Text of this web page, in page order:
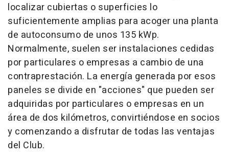
localizar cubiertas o superficies lo
suficientemente amplias para acoger una planta
de autoconsumo de unos 135 kWp.
Normalmente, suelen ser instalaciones cedidas
por particulares o empresas a cambio de una
contraprestación. La energía generada por esos
paneles se divide en "acciones" que pueden ser
adquiridas por particulares o empresas en un
área de dos kilómetros, convirtiéndose en socios
y comenzando a disfrutar de todas las ventajas
del Club.